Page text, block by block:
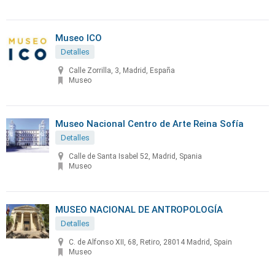
Museo ICO
Detalles
Calle Zorrilla, 3, Madrid, España
Museo
Museo Nacional Centro de Arte Reina Sofía
Detalles
Calle de Santa Isabel 52, Madrid, Spania
Museo
MUSEO NACIONAL DE ANTROPOLOGÍA
Detalles
C. de Alfonso XII, 68, Retiro, 28014 Madrid, Spain
Museo